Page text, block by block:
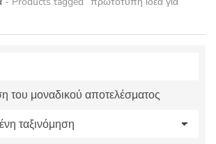
του μοναδικού αποτελέσματος